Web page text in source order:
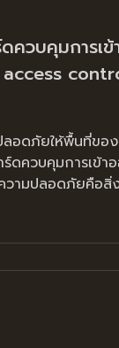
ควบคุมการเข้
ลอดภัยให้พื้นที่ขอ
ดควบคุมการเข้า
วามปลอดภัยคือ